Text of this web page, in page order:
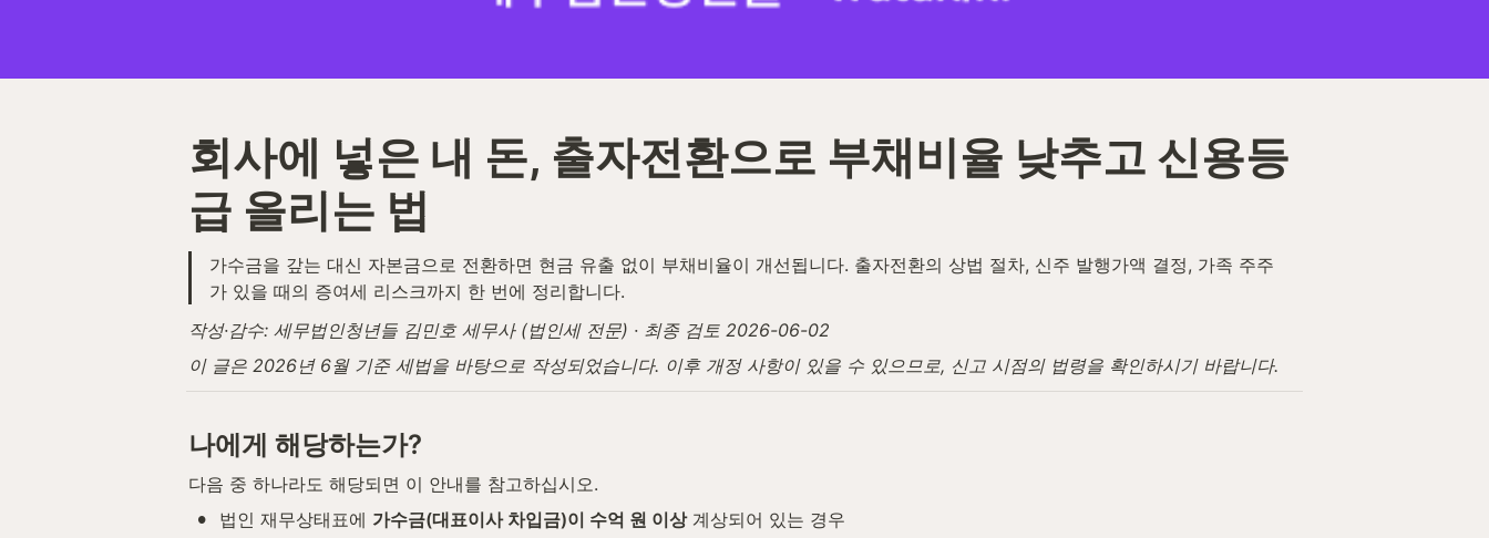
회사에 넣은 내 돈, 출자전환으로 부채비율 낮추고 신용등
급 올리는 법
가수금을 갚는 대신 자본금으로 전환하면 현금 유출 없이 부채비율이 개선됩니다. 출자전환의 상법 절차, 신주 발행가액 결정, 가족 주주
가 있을 때의 증여세 리스크까지 한 번에 정리합니다.
작성·감수: 세무법인청년들 김민호 세무사 (법인세 전문) · 최종 검토 2026-06-02
이 글은 2026년 6월 기준 세법을 바탕으로 작성되었습니다. 이후 개정 사항이 있을 수 있으므로, 신고 시점의 법령을 확인하시기 바랍니다.
나에게 해당하는가?
다음 중 하나라도 해당되면 이 안내를 참고하십시오.
• 법인 재무상태표에 가수금(대표이사 차입금)이 수억 원 이상 계상되어 있는 경우